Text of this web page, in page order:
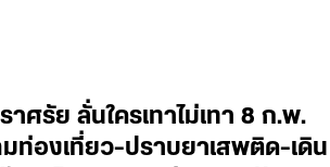
ศรัย ลั่นใครเทาไม่เทา 8 ก.พ.
ท่องเที่ยว-ปราบยาเสพติด-เดิน